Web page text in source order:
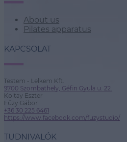
About us
Pilates apparatus
KAPCSOLAT
Testem - Lelkem Kft.
9700 Szombathely, Géfin Gyula u. 22.
Koltay Eszter
Fűzy Gábor
+36 30 225 6461
https://www.facebook.com/fuzystudio/
TUDNIVALÓK